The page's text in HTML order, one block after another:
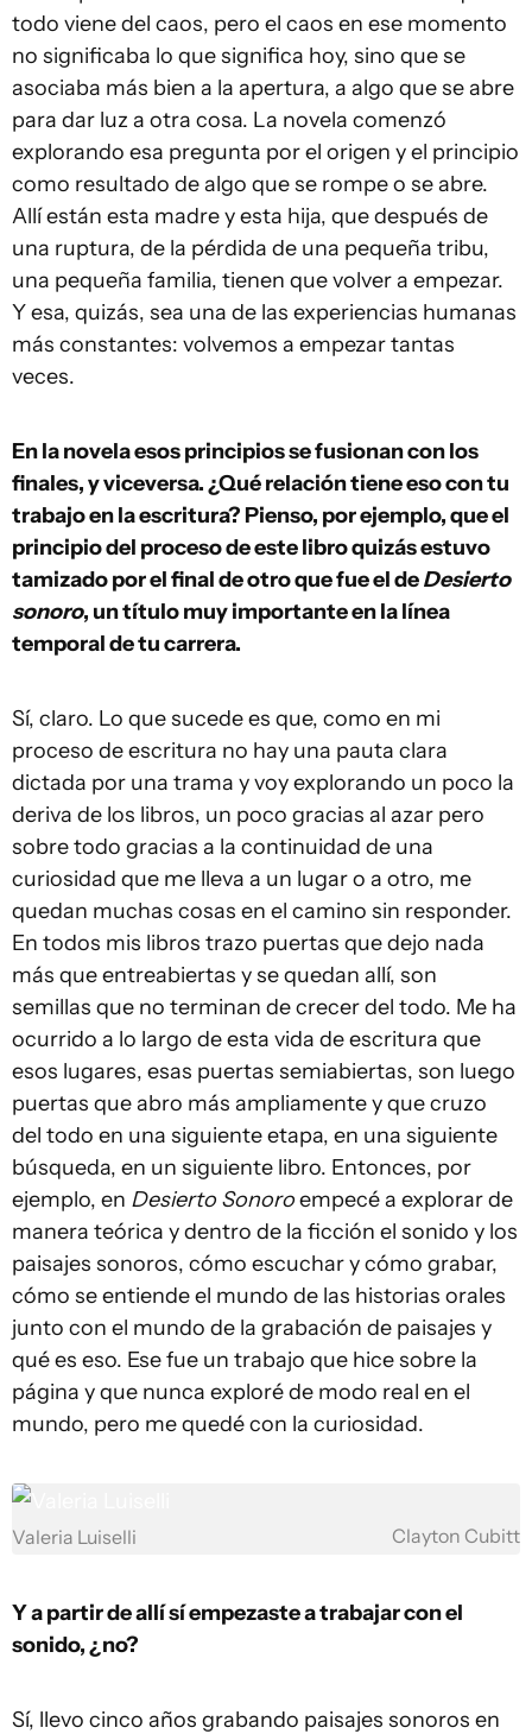
todo viene del caos, pero el caos en ese momento
no significaba lo que significa hoy, sino que se
asociaba más bien a la apertura, a algo que se abre
para dar luz a otra cosa. La novela comenzó
explorando esa pregunta por el origen y el principio
como resultado de algo que se rompe o se abre.
Allí están esta madre y esta hija, que después de
una ruptura, de la pérdida de una pequeña tribu,
una pequeña familia, tienen que volver a empezar.
Y esa, quizás, sea una de las experiencias humanas
más constantes: volvemos a empezar tantas
veces.
En la novela esos principios se fusionan con los
finales, y viceversa. ¿Qué relación tiene eso con tu
trabajo en la escritura? Pienso, por ejemplo, que el
principio del proceso de este libro quizás estuvo
tamizado por el final de otro que fue el deDesierto
sonoro, un título muy importante en la línea
temporal de tu carrera.
Sí, claro. Lo que sucede es que, como en mi
proceso de escritura no hay una pauta clara
dictada por una trama y voy explorando un poco la
deriva de los libros, un poco gracias al azar pero
sobre todo gracias a la continuidad de una
curiosidad que me lleva a un lugar o a otro, me
quedan muchas cosas en el camino sin responder.
En todos mis libros trazo puertas que dejo nada
más que entreabiertas y se quedan allí, son
semillas que no terminan de crecer del todo. Me ha
ocurrido a lo largo de esta vida de escritura que
esos lugares, esas puertas semiabiertas, son luego
puertas que abro más ampliamente y que cruzo
del todo en una siguiente etapa, en una siguiente
búsqueda, en un siguiente libro. Entonces, por
ejemplo, en Desierto Sonoroempecé a explorar de
manera teórica y dentro de la ficción el sonido y los
paisajes sonoros, cómo escuchar y cómo grabar,
cómo se entiende el mundo de las historias orales
junto con el mundo de la grabación de paisajes y
qué es eso. Ese fue un trabajo que hice sobre la
página y que nunca exploré de modo real en el
mundo, pero me quedé con la curiosidad.
Valeria Luiselli Clayton Cubitt
Y a partir de allí sí empezaste a trabajar con el
sonido, ¿no?
Sí, llevo cinco años grabando paisajes sonoros en